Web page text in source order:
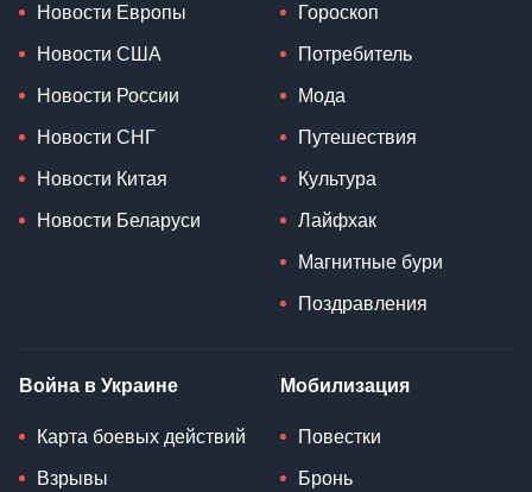
Новости Европы
Новости США
Новости России
Новости СНГ
Новости Китая
Новости Беларуси
Гороскоп
Потребитель
Мода
Путешествия
Культура
Лайфхак
Магнитные бури
Поздравления
Война в Украине
Карта боевых действий
Взрывы
Мобилизация
Повестки
Бронь